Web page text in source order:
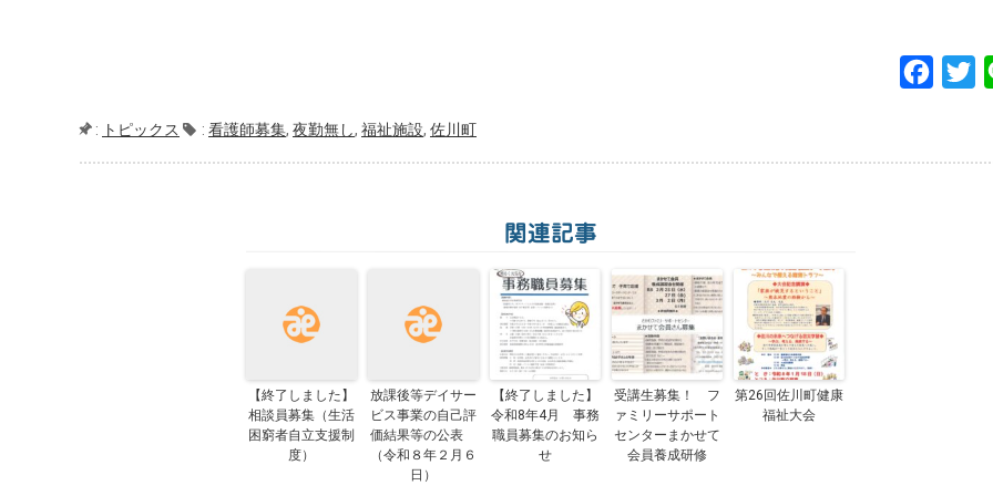
e
t
: トピックス : 看護師募集, 夜勤無し, 福祉施設, 佐川町
関連記事
【終了しました】
相談員募集（生活
困窮者自立支援制
度）
放課後等デイサー
ビス事業の自己評
価結果等の公表
（令和８年２月６
日）
【終了しました】
令和8年4月 事務
職員募集のお知ら
せ
受講生募集！ フ
ァミリーサポート
センターまかせて
会員養成研修
第26回佐川町健康
福祉大会